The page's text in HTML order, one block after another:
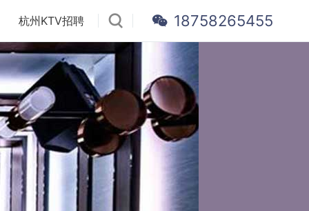
18758265455
杭州KTV招聘